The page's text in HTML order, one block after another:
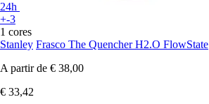
24h
+-3
1 cores
Stanley Frasco The Quencher H2.O FlowState
A partir de € 38,00
€ 33,42